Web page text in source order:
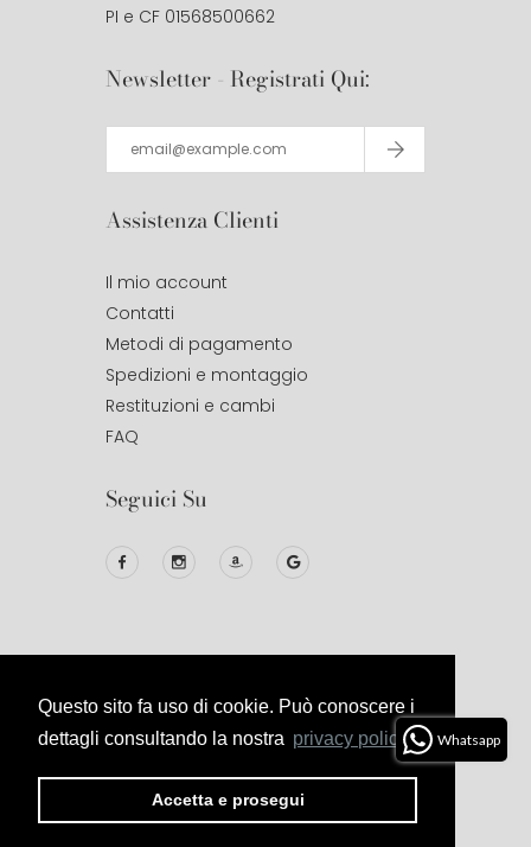
Questo sito fa uso di cookie. Può conoscere i
dettagli consultando la nostra privacy policy.
Accetta e prosegui
PI e CF 01568500662
Newsletter - Registrati Qui:
Assistenza Clienti
Il mio account
Contatti
Metodi di pagamento
Spedizioni e montaggio
Restituzioni e cambi
FAQ
Seguici Su
© 2020Studio DesignAll Right
Reserved.
Privacy
Termini E
Condizioni
Cookies
Politica Di
Whatsapp